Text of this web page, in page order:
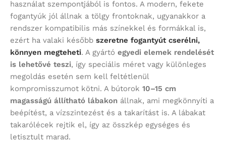
használat szempontjából is fontos. A modern, fekete
fogantyúk jól állnak a tölgy frontoknak, ugyanakkor a
rendszer kompatibilis más színekkel és formákkal is,
ezért ha valaki később szeretne fogantyút cserélni,
könnyen megteheti. A gyártó egyedi elemek rendelését
is lehetővé teszi, így speciális méret vagy különleges
megoldás esetén sem kell feltétlenül
kompromisszumot kötni. A bútorok 10–15 cm
magasságú állítható lábakon állnak, ami megkönnyíti a
beépítést, a vízszintezést és a takarítást is. A lábakat
takarólécek rejtik el, így az összkép egységes és
letisztult marad.